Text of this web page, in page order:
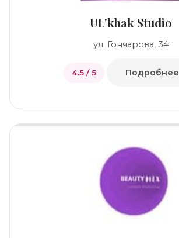
UL'khak Studio
ул. Гончарова, 34
4.5 / 5 Подробнее